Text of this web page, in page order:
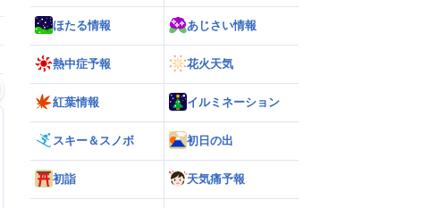
ほたる情報 あじさい情報
熱中症予報 花火天気
紅葉情報 イルミネーション
スキー＆スノボ 初日の出
初詣 天気痛予報